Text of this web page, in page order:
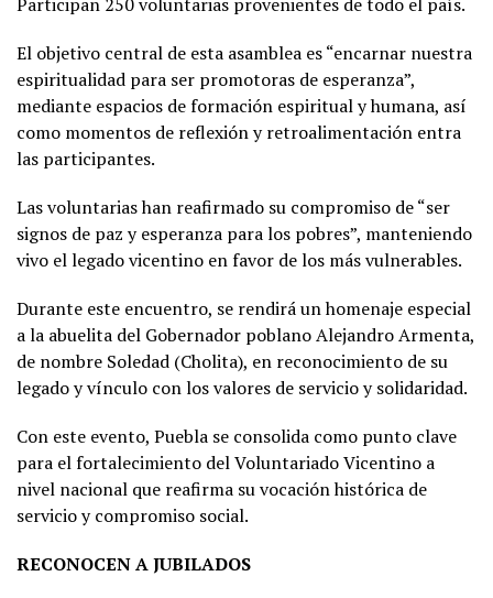
El objetivo central de esta asamblea es “encarnar nuestra
espiritualidad para ser promotoras de esperanza”,
mediante espacios de formación espiritual y humana, así
como momentos de reflexión y retroalimentación entra
las participantes.
Las voluntarias han reafirmado su compromiso de “ser
signos de paz y esperanza para los pobres”, manteniendo
vivo el legado vicentino en favor de los más vulnerables.
Durante este encuentro, se rendirá un homenaje especial
a la abuelita del Gobernador poblano Alejandro Armenta,
de nombre Soledad (Cholita), en reconocimiento de su
legado y vínculo con los valores de servicio y solidaridad.
Con este evento, Puebla se consolida como punto clave
para el fortalecimiento del Voluntariado Vicentino a
nivel nacional que reafirma su vocación histórica de
servicio y compromiso social.
RECONOCEN A JUBILADOS